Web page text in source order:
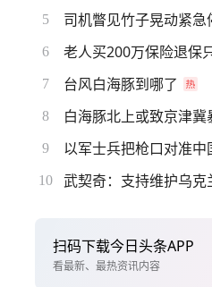
5
6 老人买200万保险退保
7 台风白海豚到哪了
8 白海豚北上或致京津冀
9 以军士兵把枪口对准中
10 武契奇：支持维护乌克
扫码下载今日头条APP
看最新、最热资讯内容